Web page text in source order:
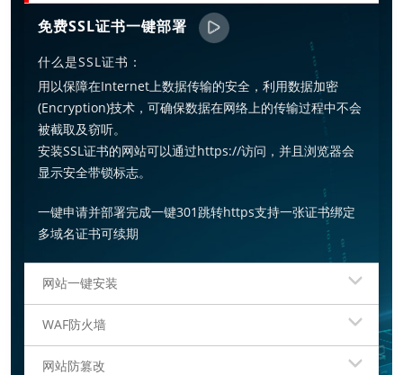
免费SSL证书一键部署
什么是SSL证书：
用以保障在Internet上数据传输的安全，利用数据加密
(Encryption)技术，可确保数据在网络上的传输过程中不会
被截取及窃听。
安装SSL证书的网站可以通过https://访问，并且浏览器会
显示安全带锁标志。
一键申请并部署完成一键301跳转https支持一张证书绑定
多域名证书可续期
网站一键安装
WAF防火墙
网站防篡改